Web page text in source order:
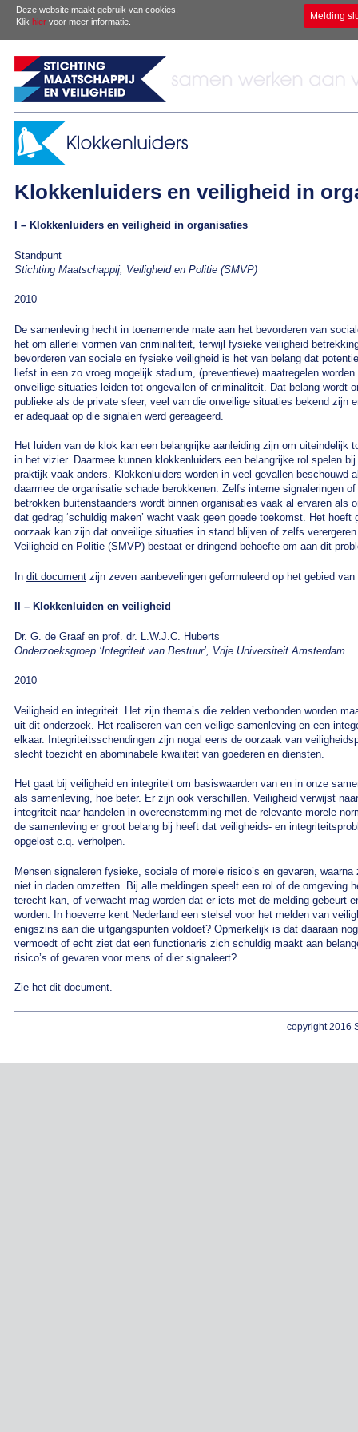
Deze website maakt gebruik van cookies.
Klik hier voor meer informatie. Melding
Klokkenluiders en veiligheid in
I – Klokkenluiders en veiligheid in organisaties
Standpunt
Stichting Maatschappij, Veiligheid en Politie (SMVP)
2010
De samenleving hecht in toenemende mate aan het bevorderen van
het om allerlei vormen van criminaliteit, terwijl fysieke veiligheid
bevorderen van sociale en fysieke veiligheid is het van belang dat
liefst in een zo vroeg mogelijk stadium, (preventieve) maatregelen
onveilige situaties leiden tot ongevallen of criminaliteit. Dat belang wordt
publieke als de private sfeer, veel van die onveilige situaties bekend zijn
er adequaat op die signalen werd gereageerd.
Het luiden van de klok kan een belangrijke aanleiding zijn om uiteindelijk
in het vizier. Daarmee kunnen klokkenluiders een belangrijke rol spelen
praktijk vaak anders. Klokkenluiders worden in veel gevallen beschouwd
daarmee de organisatie schade berokkenen. Zelfs interne signaleringen
betrokken buitenstaanders wordt binnen organisaties vaak al ervaren als
dat gedrag ‘schuldig maken’ wacht vaak geen goede toekomst. Het
oorzaak kan zijn dat onveilige situaties in stand blijven of zelfs
Veiligheid en Politie (SMVP) bestaat er dringend behoefte om aan dit
In dit document zijn zeven aanbevelingen geformuleerd op het gebied
II – Klokkenluiden en veiligheid
Dr. G. de Graaf en prof. dr. L.W.J.C. Huberts
Onderzoeksgroep ‘Integriteit van Bestuur’, Vrije Universiteit Amsterdam
2010
Veiligheid en integriteit. Het zijn thema’s die zelden verbonden worden
uit dit onderzoek. Het realiseren van een veilige samenleving en een
elkaar. Integriteitsschendingen zijn nogal eens de oorzaak van
slecht toezicht en abominabele kwaliteit van goederen en diensten.
Het gaat bij veiligheid en integriteit om basiswaarden van en in onze
als samenleving, hoe beter. Er zijn ook verschillen. Veiligheid verwijst
integriteit naar handelen in overeenstemming met de relevante morele
de samenleving er groot belang bij heeft dat veiligheids- en
opgelost c.q. verholpen.
Mensen signaleren fysieke, sociale of morele risico’s en gevaren,
niet in daden omzetten. Bij alle meldingen speelt een rol of de omgeving
terecht kan, of verwacht mag worden dat er iets met de melding gebeurt
worden. In hoeverre kent Nederland een stelsel voor het melden van
enigszins aan die uitgangspunten voldoet? Opmerkelijk is dat daaraan
vermoedt of echt ziet dat een functionaris zich schuldig maakt aan
risico’s of gevaren voor mens of dier signaleert?
Zie het dit document.
copyright 2016